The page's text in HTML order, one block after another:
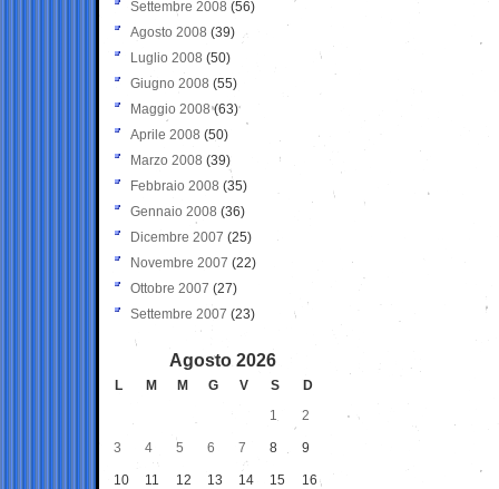
Settembre 2008 (56)
Agosto 2008 (39)
Luglio 2008 (50)
Giugno 2008 (55)
Maggio 2008(63)
Aprile 2008 (50)
Marzo 2008 (39)
Febbraio 2008 (35)
Gennaio 2008 (36)
Dicembre 2007 (25)
Novembre 2007 (22)
Ottobre 2007 (27)
Settembre 2007 (23)
Agosto 2026
L M M G V S
D
1
2
3 4 5 6 7 8 9
10 11 12 13 14 15 16